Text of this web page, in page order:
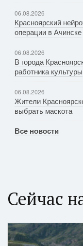
06.08.2026
Красноярский
операции в Ачинске
06.08.2026
В города
работника культуры
06.08.2026
Жители
выбрать маскота
Все новости
Сейчас